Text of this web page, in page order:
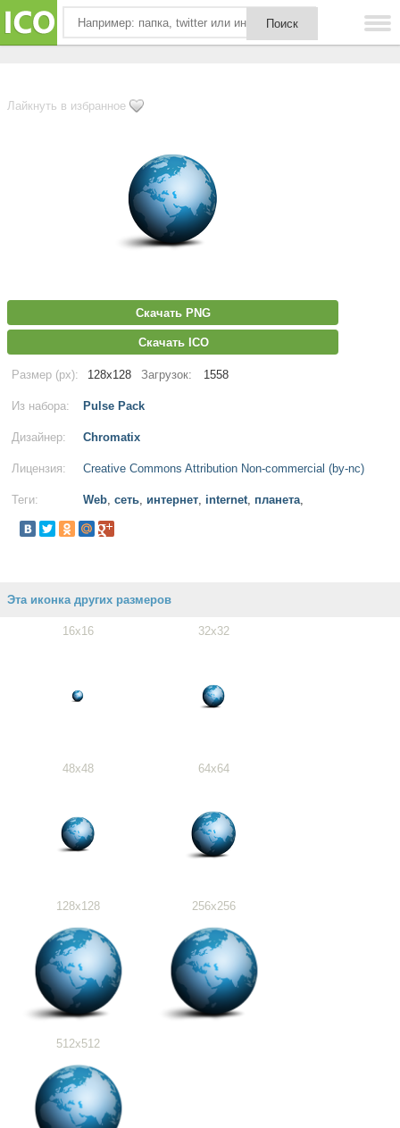
Лайкнуть в избранное
Скачать PNG
Скачать ICO
Размер (px): 128x128 Загрузок: 1558
Из набора: Pulse Pack
Дизайнер: Chromatix
Лицензия: Creative Commons Attribution Non-commercial (by-nc)
Теги: Web, сеть, интернет, internet, планета,
Эта иконка других размеров
16x16 32x32
48x48 64x64
128x128 256x256
512x512